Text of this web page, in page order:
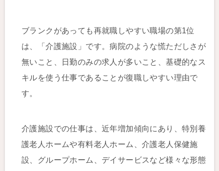
ブランクがあっても再就職しやすい職場の第1位
は、「介護施設」です。病院のような慌ただしさが
無いこと、日勤のみの求人が多いこと、基礎的なス
キルを使う仕事であることが復職しやすい理由で
す。
介護施設での仕事は、近年増加傾向にあり、特別養
護老人ホームや有料老人ホーム、介護老人保健施
設、グループホーム、デイサービスなど様々な形態